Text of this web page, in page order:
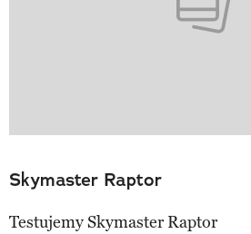
Skymaster Raptor
Testujemy Skymaster Raptor